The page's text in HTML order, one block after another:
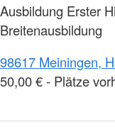
Ausbildung Erster
Breitenausbildung
98617 Meiningen,
50,00 € - Plätze